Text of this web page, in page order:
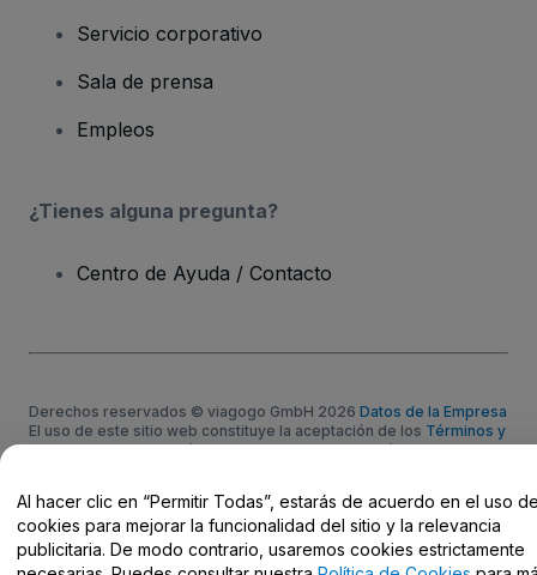
Servicio corporativo
Sala de prensa
Empleos
¿Tienes alguna pregunta?
Centro de Ayuda / Contacto
Derechos reservados © viagogo GmbH 2026 Datos de la Empresa
El uso de este sitio web constituye la aceptación de los Términos y
Condiciones, de laPolítica de Privacidad, de laPolítica de Cookies
No compartir mi información personal ni tus opciones de
privacidad
Al hacer clic en “Permitir Todas”, estarás de acuerdo en el uso
cookies para mejorar la funcionalidad del sitio y la relevancia
publicitaria. De modo contrario, usaremos cookies estrictamente